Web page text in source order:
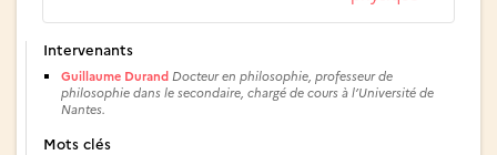
Intervenants
Guillaume Durand Docteur en philosophie, professeur de
philosophie dans le secondaire, chargé de cours à l’Université de
Nantes.
Mots clés